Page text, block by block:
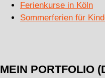
Ferienkurse in Köln
Sommerferien für
MEIN PORTFOLIO